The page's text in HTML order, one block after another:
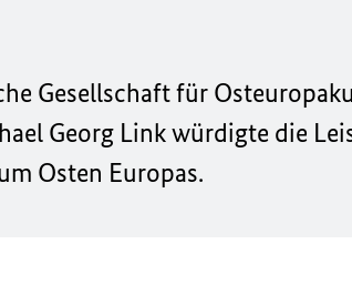
Gesellschaft für
Georg Link würdigte die
Osten Europas.